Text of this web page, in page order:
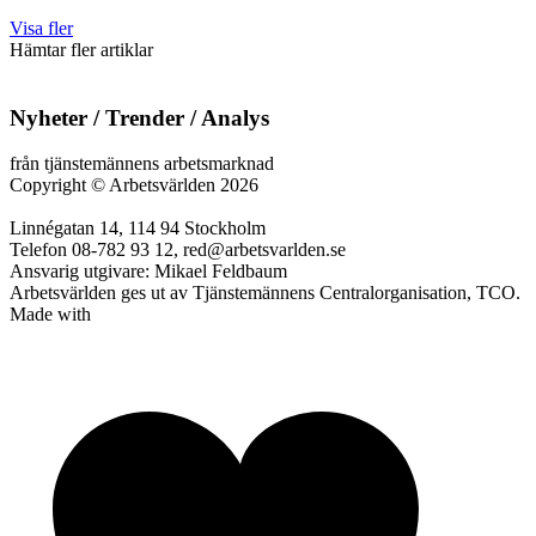
Visa fler
Hämtar fler artiklar
Nyheter / Trender / Analys
från tjänstemännens arbetsmarknad
Copyright©Arbetsvärlden 2026
Linnégatan 14, 114 94 Stockholm
Telefon 08-782 93 12, red@arbetsvarlden.se
Ansvarig utgivare: Mikael Feldbaum
Arbetsvärlden ges ut av Tjänstemännens Centralorganisation, TCO.
Made with